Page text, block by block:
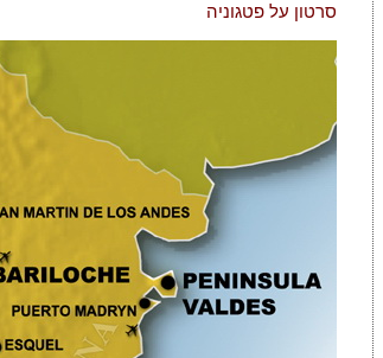
סרטון על פטגוניה